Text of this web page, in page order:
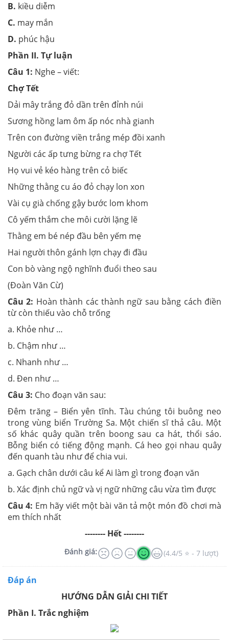
B. kiều diễm
C. may mắn
D. phúc hậu
Phần II. Tự luận
Câu 1: Nghe – viết:
Chợ Tết
Dải mây trắng đỏ dần trên đỉnh núi
Sương hồng lam ôm ấp nóc nhà gianh
Trên con đường viền trắng mép đồi xanh
Người các ấp tưng bừng ra chợ Tết
Họ vui vẻ kéo hàng trên cỏ biếc
Những thằng cu áo đỏ chạy lon xon
Vài cụ già chống gậy bước lom khom
Cô yếm thắm che môi cười lặng lẽ
Thằng em bé nép đầu bên yếm mẹ
Hai người thôn gánh lợn chạy đi đầu
Con bò vàng ngộ nghĩnh đuổi theo sau
(Đoàn Văn Cừ)
Câu 2: Hoàn thành các thành ngữ sau bằng cách điền
từ còn thiếu vào chỗ trống
a. Khỏe như …
b. Chậm như …
c. Nhanh như …
d. Đen như …
Câu 3: Cho đoạn văn sau:
Đêm trăng – Biển yên tĩnh. Tàu chúng tôi buông neo
trong vùng biển Trường Sa. Một chiến sĩ thả câu. Một
số khác quây quần trên boong sau ca hát, thổi sáo.
Bỗng biển có tiếng động mạnh. Cá heo gọi nhau quây
đến quanh tàu như để chia vui.
a. Gạch chân dưới câu kể Ai làm gì trong đoạn văn
b. Xác định chủ ngữ và vị ngữ những câu vừa tìm được
Câu 4: Em hãy viết một bài văn tả một món đồ chơi mà
em thích nhất
-------- Hết --------
Đánh giá: (4.4/5 ⭐ - 7 lượt)
Đáp án
HƯỚNG DẪN GIẢI CHI TIẾT
Phần I. Trắc nghiệm